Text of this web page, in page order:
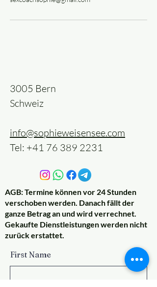
3005 Bern
Schweiz
info@sophieweisensee.com
Tel: +41 76 389 2231
AGB: Termine können vor 24 Stunden
verschoben werden. Danach fällt der
ganze Betrag an und wird verrechnet.
Gekaufte Dienstleistungen werden nicht
zurück erstattet.
First Name